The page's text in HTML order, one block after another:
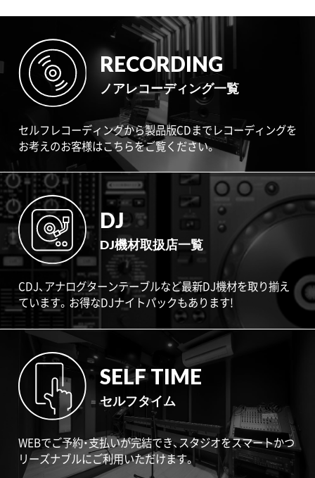
RECORDING
ノアレコーディング一覧
セルフレコーディングから製品版CDまでレコーディングを
お考えのお客様はこちらをご覧ください。
DJ
DJ機材取扱店一覧
CDJ、アナログターンテーブルなど最新DJ機材を取り揃え
ています。お得なDJナイトパックもあります!
SELF TIME
セルフタイム
WEBでご予約・支払いが完結でき、スタジオをスマートかつ
リーズナブルにご利用いただけます。